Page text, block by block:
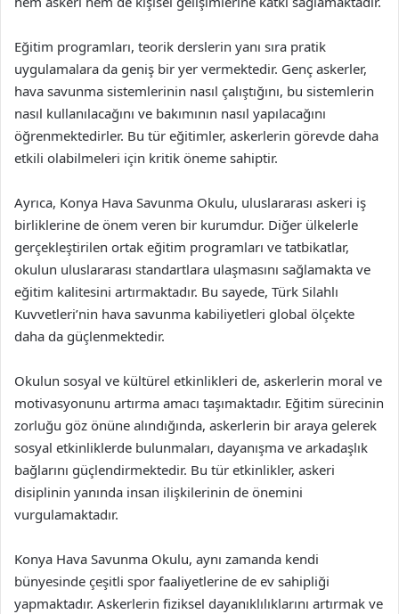
Eğitim programları, teorik derslerin yanı sıra pratik
uygulamalara da geniş bir yer vermektedir. Genç askerler,
hava savunma sistemlerinin nasıl çalıştığını, bu sistemlerin
nasıl kullanılacağını ve bakımının nasıl yapılacağını
öğrenmektedirler. Bu tür eğitimler, askerlerin görevde daha
etkili olabilmeleri için kritik öneme sahiptir.
Ayrıca, Konya Hava Savunma Okulu, uluslararası askeri iş
birliklerine de önem veren bir kurumdur. Diğer ülkelerle
gerçekleştirilen ortak eğitim programları ve tatbikatlar,
okulun uluslararası standartlara ulaşmasını sağlamakta ve
eğitim kalitesini artırmaktadır. Bu sayede, Türk Silahlı
Kuvvetleri’nin hava savunma kabiliyetleri global ölçekte
daha da güçlenmektedir.
Okulun sosyal ve kültürel etkinlikleri de, askerlerin moral ve
motivasyonunu artırma amacı taşımaktadır. Eğitim sürecinin
zorluğu göz önüne alındığında, askerlerin bir araya gelerek
sosyal etkinliklerde bulunmaları, dayanışma ve arkadaşlık
bağlarını güçlendirmektedir. Bu tür etkinlikler, askeri
disiplinin yanında insan ilişkilerinin de önemini
vurgulamaktadır.
Konya Hava Savunma Okulu, aynı zamanda kendi
bünyesinde çeşitli spor faaliyetlerine de ev sahipliği
yapmaktadır. Askerlerin fiziksel dayanıklılıklarını artırmak ve